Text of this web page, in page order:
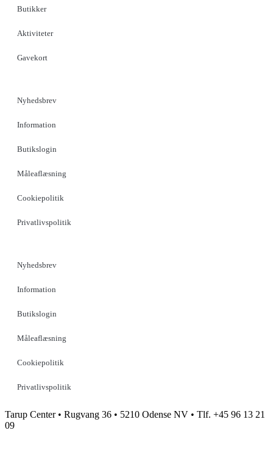
Butikker
Aktiviteter
Gavekort
Nyhedsbrev
Information
Butikslogin
Måleaflæsning
Cookiepolitik
Privatlivspolitik
Nyhedsbrev
Information
Butikslogin
Måleaflæsning
Cookiepolitik
Privatlivspolitik
Tarup Center • Rugvang 36 • 5210 Odense NV • Tlf. +45 96 13 21
09